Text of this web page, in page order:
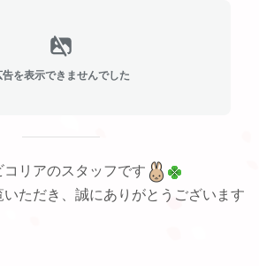
告を表示できませんでした
リアのスタッフです
ただき、誠にありがとうございます